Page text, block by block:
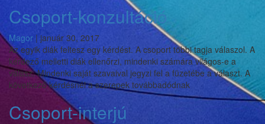
Csoport-konzultáció
Magor | január 30, 2017
Az egyik diák feltesz egy kérdést. A csoport többi tagja válaszol. A
kérdező melletti diák ellenőrzi, mindenki számára világos-e a
válasz. Mindenki saját szavaival jegyzi fel a füzetébe a választ. A
következő kérdésnél a szerepek továbbadódnak
Csoport-interjú